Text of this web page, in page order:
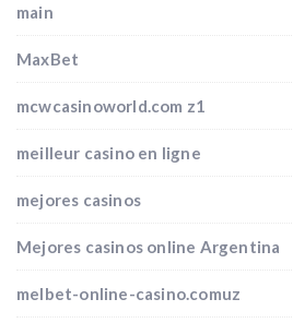
main
MaxBet
mcwcasinoworld.com z1
meilleur casino en ligne
mejores casinos
Mejores casinos online Argentina
melbet-online-casino.comuz